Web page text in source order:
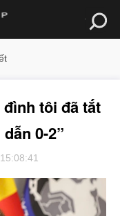
tôi đã tắt
0-2”